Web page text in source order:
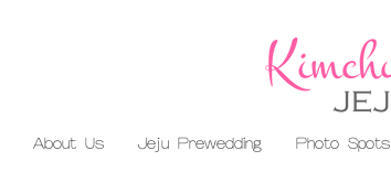
About Us Jeju Prewedding Photo Spots